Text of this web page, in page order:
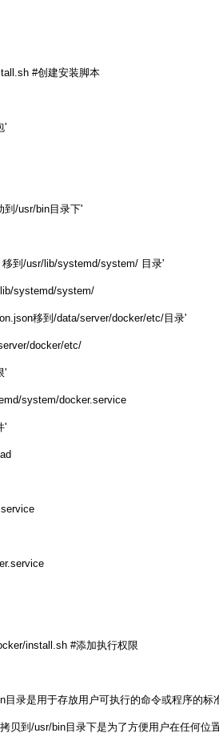
#创建安装脚本
'
到/usr/bin目录下'
到/usr/lib/systemd/system/ 目录'
systemd/system/
移到/data/server/docker/etc/目录'
docker/etc/
'
system/docker.service
'
install.sh #添加执行权限
目录是用于存放用户可执行的命令或程序的标
贝到/usr/bin目录下是为了方便用户在任何位